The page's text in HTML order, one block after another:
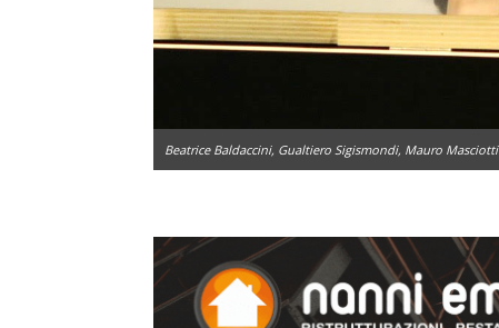
Beatrice Baldaccini, Gualtiero Sigismondi, Mauro Masciotti